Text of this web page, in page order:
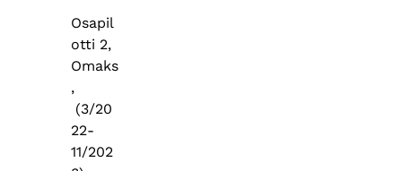
Osapil
otti 2,
Omaks
,
(3/20
22-
11/202